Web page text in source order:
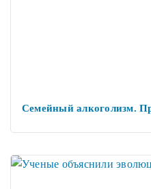
Семейный алкоголизм.